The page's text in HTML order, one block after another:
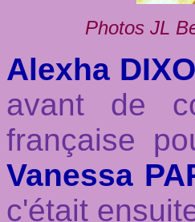
Photos JL
Alexha
avant de
française
Vanessa
c'était